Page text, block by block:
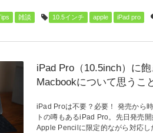
雑談 10.5インチ apple iPad pro
iPad Pro（10.5inch）に
Macbookについて思うこ
iPad Proは不要？必要！ 発売から
トの噂もあるiPad Pro。先日発売
Apple Pencilに限定的ながら対応し